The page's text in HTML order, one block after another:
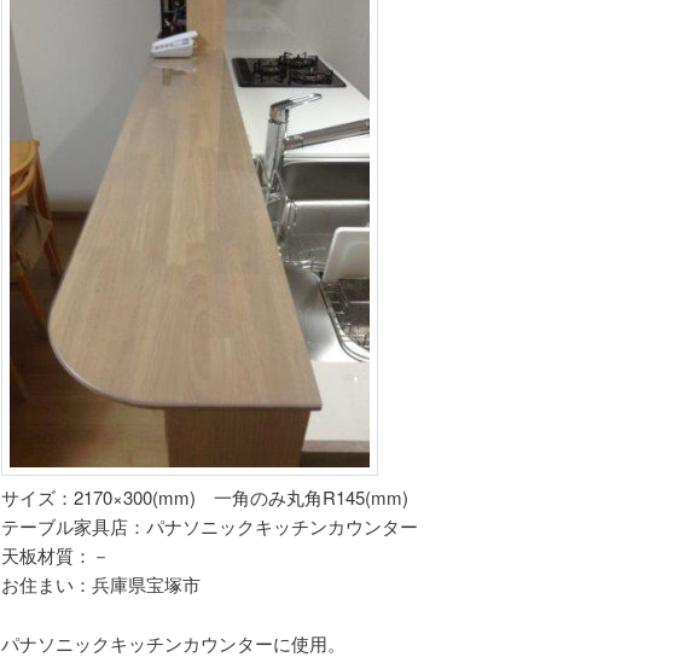
サイズ：2170×300(mm) 一角のみ丸角R145(mm)
テーブル家具店：パナソニックキッチンカウンター
天板材質：－
お住まい：兵庫県宝塚市
パナソニックキッチンカウンターに使用。